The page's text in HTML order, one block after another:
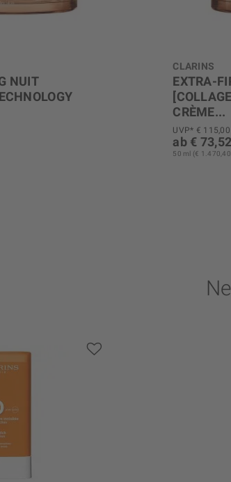
NUIT
CLARINS
EXTRA-
CRÈME...
Extra-
UVP* € 115,00
ab € 73,52
50 ml (€